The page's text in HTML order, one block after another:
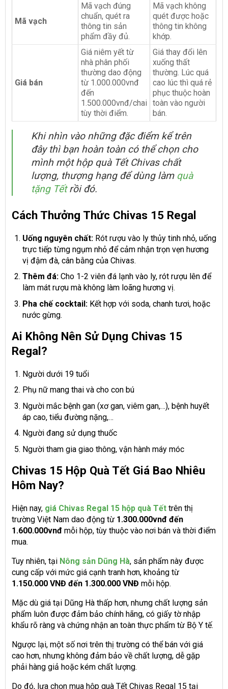
Mã vạch
Mã vạch đúng
chuẩn, quét ra
thông tin sản
phẩm đầy đủ.
Mã vạch không
quét được hoặc
thông tin không
khớp.
Giá bán
Giá niêm yết từ
nhà phân phối
thường dao động
từ 1.000.000vnđ
đến
1.500.000vnđ/chai
tùy thời điểm.
Giá thay đổi lên
xuống thất
thường. Lúc quá
cao lúc thì quá rẻ
phục thuộc hoàn
toàn vào người
bán.
Khi nhìn vào những đặc điểm kể trên
đây thì bạn hoàn toàn có thể chọn cho
mình một hộp quà Tết Chivas chất
lượng, thượng hạng để dùng làm quà
tặng Tếtrồi đó.
Cách Thưởng Thức Chivas 15 Regal
Uống nguyên chất:Rót rượu vào ly thủy tinh nhỏ, uống
trực tiếp từng ngụm nhỏ để cảm nhận trọn vẹn hương
vị đậm đà, cân bằng của Chivas.
Thêm đá:Cho 1-2 viên đá lạnh vào ly, rót rượu lên để
làm mát rượu mà không làm loãng hương vị.
Pha chế cocktail:Kết hợp với soda, chanh tươi, hoặc
nước gừng.
Ai Không Nên Sử Dụng Chivas 15
Regal?
Người dưới 19 tuổi
Phụ nữ mang thai và cho con bú
Người mắc bệnh gan (xơ gan, viêm gan,…), bệnh huyết
áp cao, tiểu đường nặng,…
Người đang sử dụng thuốc
Người tham gia giao thông, vận hành máy móc
Chivas 15 Hộp Quà Tết Giá Bao Nhiêu
Hôm Nay?
Hiện nay, giá Chivas Regal 15 hộp quà Tết trên thị
trường Việt Nam dao động từ 1.300.000vnđ đến
1.600.000vnđ mỗi hộp, tùy thuộc vào nơi bán và thời điểm
mua.
Tuy nhiên, tại Nông sản Dũng Hà, sản phẩm này được
cung cấp với mức giá cạnh tranh hơn, khoảng từ
1.150.000 VNĐ đến 1.300.000 VNĐ mỗi hộp.
Mặc dù giá tại Dũng Hà thấp hơn, nhưng chất lượng sản
phẩm luôn được đảm bảo chính hãng, có giấy tờ nhập
khẩu rõ ràng và chứng nhận an toàn thực phẩm từ Bộ Y tế.
Ngược lại, một số nơi trên thị trường có thể bán với giá
cao hơn, nhưng không đảm bảo về chất lượng, dễ gặp
phải hàng giả hoặc kém chất lượng.
Do đó, lựa chọn mua hộp quà Tết Chivas Regal 15 tại